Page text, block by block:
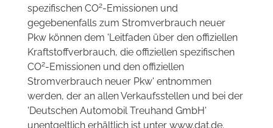
spezifischen CO2-Emissionen und
gegebenenfalls zum Stromverbrauch neuer
Pkw können dem 'Leitfaden über den offiziellen
Kraftstoffverbrauch, die offiziellen spezifischen
CO2-Emissionen und den offiziellen
Stromverbrauch neuer Pkw' entnommen
werden, der an allen Verkaufsstellen und bei der
'Deutschen Automobil Treuhand GmbH'
unentgeltlich erhältlich ist unter www.dat.de.